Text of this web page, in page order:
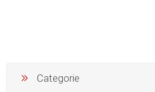
Categorie